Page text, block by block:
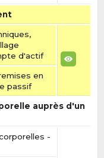
d'actif
en
passif
auprès d'un
-